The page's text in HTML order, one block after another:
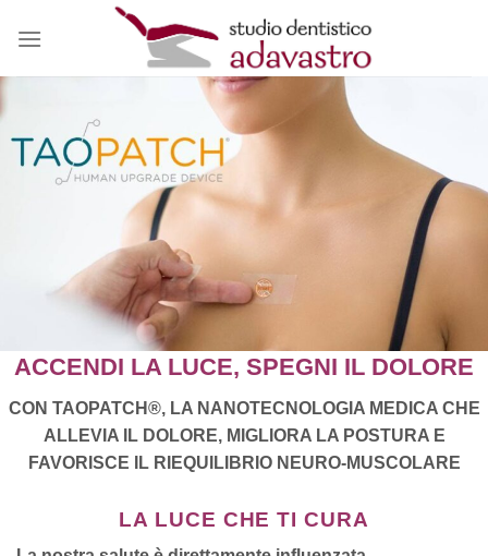
ACCENDI LA LUCE, SPEGNI IL DOLORE
CON TAOPATCH®, LA NANOTECNOLOGIA MEDICA CHE
ALLEVIA IL DOLORE, MIGLIORA LA POSTURA E
FAVORISCE IL RIEQUILIBRIO NEURO-MUSCOLARE
LA LUCE CHE TI CURA